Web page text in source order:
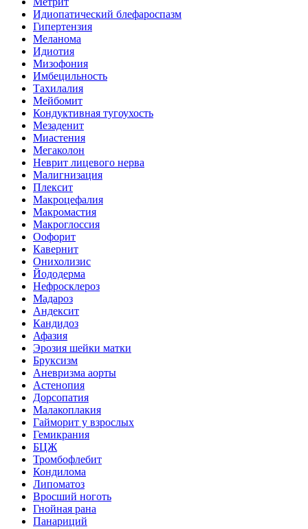
Идиопатический блефароспазм
Гипертензия
Меланома
Идиотия
Мизофония
Имбецильность
Тахилалия
Мейбомит
Кондуктивная тугоухость
Мезаденит
Миастения
Мегаколон
Неврит лицевого нерва
Малигнизация
Плексит
Макроцефалия
Макромастия
Макроглоссия
Оофорит
Кавернит
Онихолизис
Йододерма
Нефросклероз
Мадароз
Андексит
Кандидоз
Афазия
Эрозия шейки матки
Бруксизм
Аневризма аорты
Астенопия
Дорсопатия
Малакоплакия
Гайморит у взрослых
Гемикрания
БЦЖ
Тромбофлебит
Кондилома
Липоматоз
Вросший ноготь
Гнойная рана
Панариций